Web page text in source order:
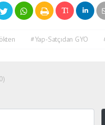
#Yap-Satçıdan GYO